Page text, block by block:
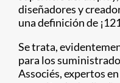
diseñadores y
una definición de
Se trata,
para los
Associés, expertos